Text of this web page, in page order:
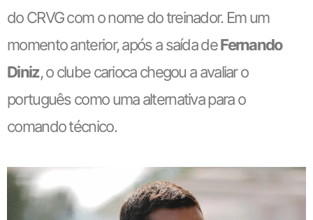
do CRVG com o nome do treinador. Em um
momento anterior, após a saída deFernando
Diniz, o clube carioca chegou a avaliar o
português como uma alternativa para o
comando técnico.